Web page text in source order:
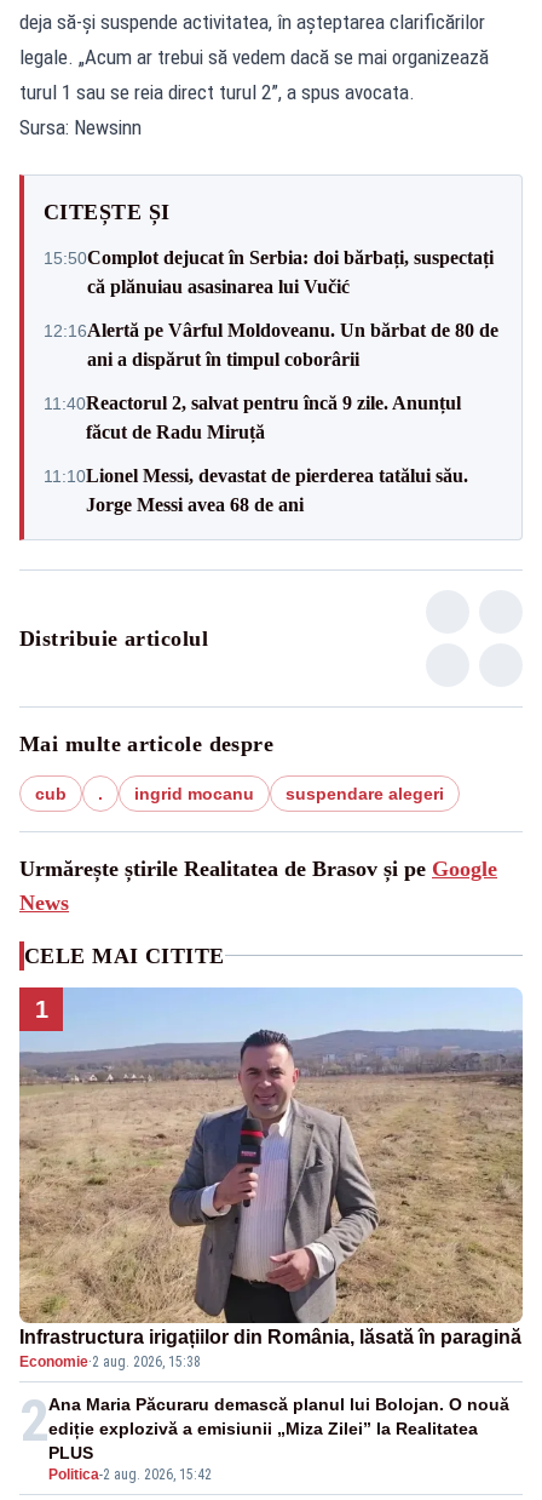
deja să-și suspende activitatea, în așteptarea clarificărilor
legale. „Acum ar trebui să vedem dacă se mai organizează
turul 1 sau se reia direct turul 2”, a spus avocata.
Sursa: Newsinn
CITEȘTE ȘI
15:50Complot dejucat în Serbia: doi bărbați, suspectați
că plănuiau asasinarea lui Vučić
12:16Alertă pe Vârful Moldoveanu. Un bărbat de 80 de
ani a dispărut în timpul coborârii
11:40Reactorul 2, salvat pentru încă 9 zile. Anunțul
făcut de Radu Miruță
11:10Lionel Messi, devastat de pierderea tatălui său.
Jorge Messi avea 68 de ani
Distribuie articolul
Mai multe articole despre
cub . ingrid mocanu suspendare alegeri
Urmărește știrile Realitatea de Brasov și pe Google
News
CELE MAI CITITE
1
Infrastructura irigațiilor din România, lăsată în paragină
Economie·2 aug. 2026, 15:38
2
Politica-2 aug. 2026, 15:42
Ana Maria Păcuraru demască planul lui Bolojan. O nouă
ediție explozivă a emisiunii „Miza Zilei” la Realitatea
PLUS